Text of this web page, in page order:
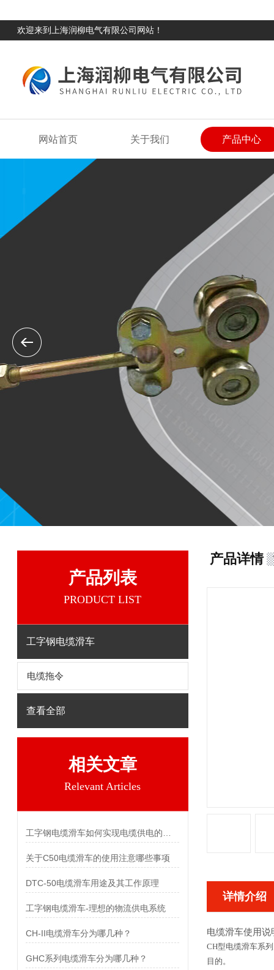
欢迎来到上海润柳电气有限公司网站！
网站首页 关于我们 产品中心
产品列表
PRODUCT LIST
工字钢电缆滑车
电缆拖令
查看全部
相关文章
Relevant Articles
关于C50电缆滑车的使用注意哪些事项
DTC-50电缆滑车用途及其工作原理
工字钢电缆滑车-理想的物流供电系统
CH-II电缆滑车分为哪几种？
GHC系列电缆滑车分为哪几种？
产品详情
详情介绍
电缆滑车使用说
CH型电缆滑车系
目的。